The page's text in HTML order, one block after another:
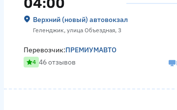
Верхний (новый) автовокзал
Геленджик, улица Объездная, 3
Перевозчик:ПРЕМИУМАВТО
4 46 отзывов